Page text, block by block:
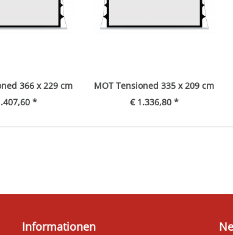
366 x 229 cm
*
MOT Tensioned 335 x 209 cm
€ 1.336,80 *
Informationen